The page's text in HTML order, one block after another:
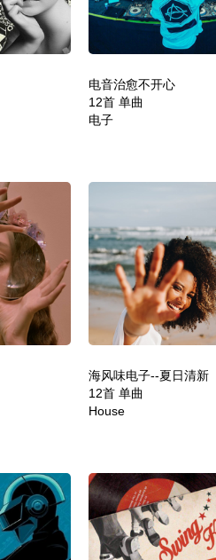
电音治愈不开心
12首 单曲
电子
海风味电子--夏日清新
12首 单曲
House